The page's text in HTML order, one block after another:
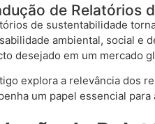
de Relatórios
de sustentabilidade
ambiental, social e
desejado em um mercado
explora a relevância dos
um papel essencial